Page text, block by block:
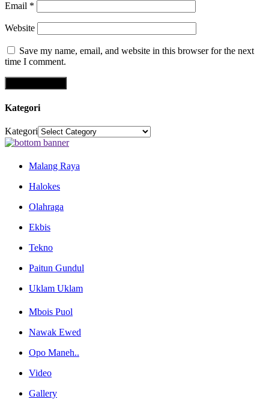
Email *
Website
Save my name, email, and website in this browser for the next
time I comment.
Kategori
Kategori
Malang Raya
Halokes
Olahraga
Ekbis
Tekno
Paitun Gundul
Uklam Uklam
Mbois Puol
Nawak Ewed
Opo Maneh..
Video
Gallery